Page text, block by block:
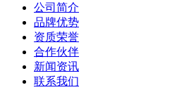
公司简介
品牌优势
资质荣誉
合作伙伴
新闻资讯
联系我们